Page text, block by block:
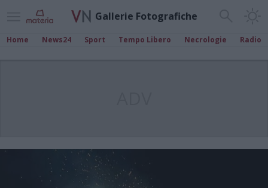
Gallerie Fotografiche
Home News24 Sport Tempo Libero Necrologie Radio